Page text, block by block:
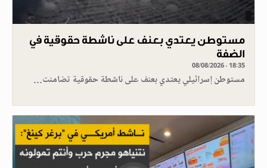
مستوطن يعتدي بعنف على ناشطة حقوقية في
الضفة
08/08/2026 - 18:35
مستوطن إسرائيلي يعتدي بعنف على ناشطة حقوقية تضامنت…